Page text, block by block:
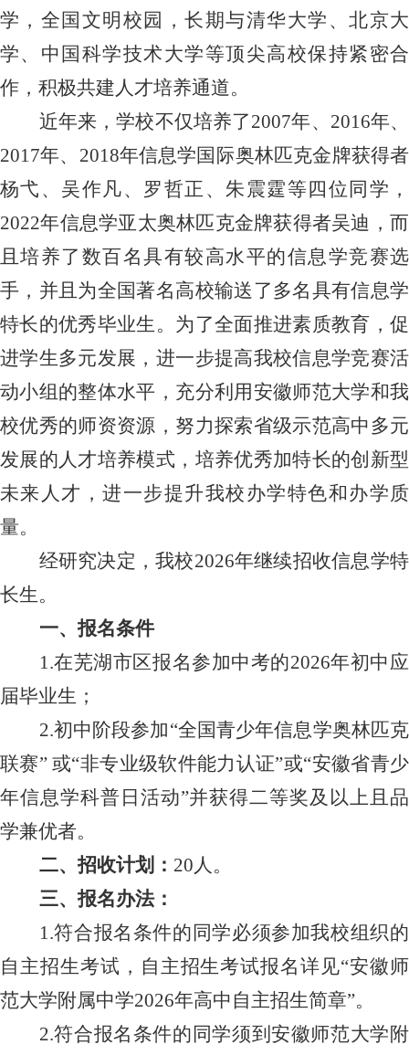
学，全国文明校园，长期与清华大学、北京大
学、中国科学技术大学等顶尖高校保持紧密合
作，积极共建人才培养通道。
近年来，学校不仅培养了2007年、 2016年、
2017年、 2018年信息学国际奥林匹克金牌获得者
杨弋、吴作凡、罗哲正、朱震霆等四位同学，
2022年信息学亚太奥林匹克金牌获得者吴迪，而
且培养了数百名具有较高水平的信息学竞赛选
手，并且为全国著名高校输送了多名具有信息学
特长的优秀毕业生。为了全面推进素质教育，促
进学生多元发展，进一步提高我校信息学竞赛活
动小组的整体水平，充分利用安徽师范大学和我
校优秀的师资资源，努力探索省级示范高中多元
发展的人才培养模式，培养优秀加特长的创新型
未来人才，进一步提升我校办学特色和办学质
量。
经研究决定，我校2026年继续招收信息学特
长生。
一、报名条件
1.在芜湖市区报名参加中考的2026年初中应
届毕业生；
2.初中阶段参加“全国青少年信息学奥林匹克
联赛” 或“非专业级软件能力认证”或“安徽省青少
年信息学科普日活动”并获得二等奖及以上且品
学兼优者。
二、招收计划： 20 人。
三、报名办法：
1.符合报名条件的同学必须参加我校组织的
自主招生考试，自主招生考试报名详见“安徽师
范大学附属中学2026年高中自主招生简章”。
2.符合报名条件的同学须到安徽师范大学附